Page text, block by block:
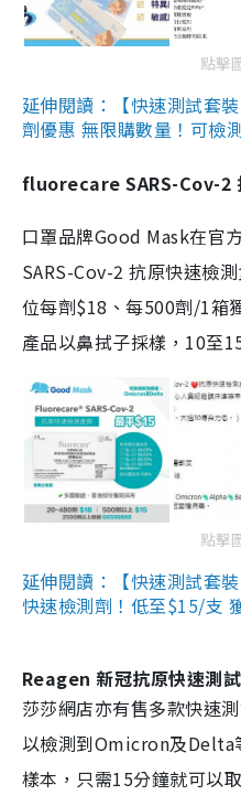
點擊
延伸閱讀：【快速測試套
劑優惠 無限購數量！可檢
fluorecare SARS-Cov-2
口罩品牌Good Mask在官
SARS-Cov-2 抗原快速檢
位每劑$18、每500劑/1箱
產品以鼻拭子採樣，10至
點擊
延伸閱讀：【快速測試套
快速檢測劑！低至$15/支
Reagen 新冠抗原快速測
莎莎網店亦有售多款快速
以檢測到Omicron及Delta
樣本，只需15分鐘就可以